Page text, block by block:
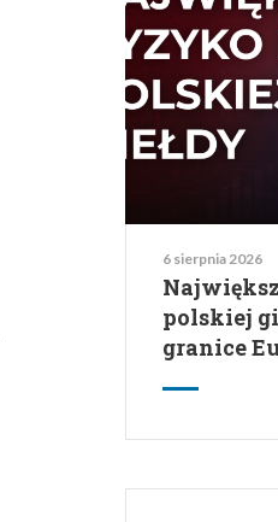
4 sierpnia 2026
Wakacje
naprawdę
kurs